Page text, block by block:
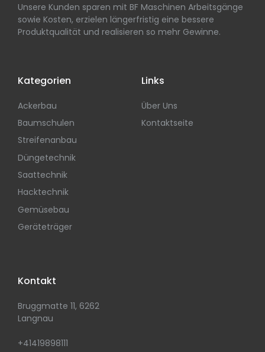
Unsere Kunden sparen mit BF Maschinen Arbeitsgänge
sowie Kosten, erzielen längerfristig eine bessere
Produktqualität und realisieren so mehr Gewinne.
Kategorien
Ackerbau
Baumschulen
Streifenanbau
Düngetechnik
Saattechnik
Hacktechnik
Gemüsebau
Geräteträger
Links
Über Uns
Kontaktseite
Kontakt
Bruggmatte 11, 6262
Langnau
+41419898111